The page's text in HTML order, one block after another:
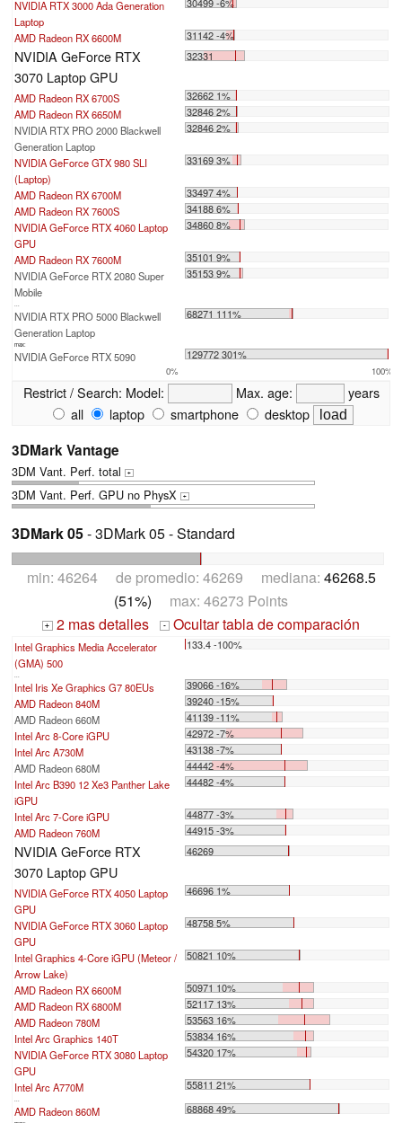
NVIDIA RTX 3000 Ada Generation
Laptop
AMD Radeon RX 6600M 31142 -4%
NVIDIA GeForce RTX
3070 Laptop GPU
32331
AMD Radeon RX 6700S
32662 1%
AMD Radeon RX 6650M
32846 2%
NVIDIA RTX PRO 2000 Blackwell
Generation Laptop
32846 2%
NVIDIA GeForce GTX 980 SLI
(Laptop)
33169 3%
AMD Radeon RX 6700M
33497 4%
AMD Radeon RX 7600S
34188 6%
NVIDIA GeForce RTX 4060 Laptop
GPU
34860 8%
AMD Radeon RX 7600M
35101 9%
NVIDIA GeForce RTX 2080 Super
Mobile
35153 9%
...
NVIDIA RTX PRO 5000 Blackwell
Generation Laptop
68271 111%
max:
NVIDIA GeForce RTX 5090 129772 301%
0% 100%
Restrict / Search: Model: Max. age:
years
all
laptop smartphone desktop
3DMark Vantage
3DM Vant. Perf. total +
3DM Vant. Perf. GPU no PhysX +
3DMark 05- 3DMark 05 - Standard
min: 46264 de promedio: 46269 mediana: 46268.5
(51%) max: 46273 Points
+ 2 mas detalles - Ocultar tabla de comparación
Intel Graphics Media Accelerator
(GMA) 500
133.4 -100%
Intel Iris Xe Graphics G7 80EUs
39066 -16%
AMD Radeon 840M
39240 -15%
AMD Radeon 660M
41139 -11%
Intel Arc 8-Core iGPU
42972 -7%
Intel Arc A730M
43138 -7%
AMD Radeon 680M
44442 -4%
Intel Arc B390 12 Xe3 Panther Lake
iGPU
44482 -4%
Intel Arc 7-Core iGPU
44877 -3%
AMD Radeon 760M
44915 -3%
NVIDIA GeForce RTX
3070 Laptop GPU
46269
NVIDIA GeForce RTX 4050 Laptop
GPU
46696 1%
NVIDIA GeForce RTX 3060 Laptop
GPU
48758 5%
Intel Graphics 4-Core iGPU (Meteor /
Arrow Lake)
50821 10%
AMD Radeon RX 6600M
50971 10%
AMD Radeon RX 6800M
52117 13%
AMD Radeon 780M
53563 16%
Intel Arc Graphics 140T
53834 16%
NVIDIA GeForce RTX 3080 Laptop
GPU
54320 17%
Intel Arc A770M 55811 21%
AMD Radeon 860M 68868 49%